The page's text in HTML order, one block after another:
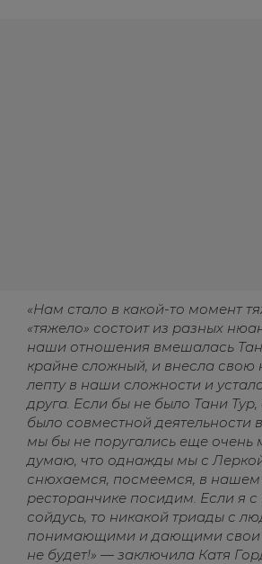
«Нам стало в какой-то момент
«тяжело» состоит из разных
наши отношения вмешалась
крайне сложный, и внесла
лепту в наши сложности и
друга. Если бы не было Тани
было совместной
мы бы не поругались еще очень
думаю, что однажды мы с
снюхаемся, посмеемся, в
ресторанчике посидим. Если я
сойдусь, то никакой триады с
понимающими и дающими свои
не будет!» — заключила Катя